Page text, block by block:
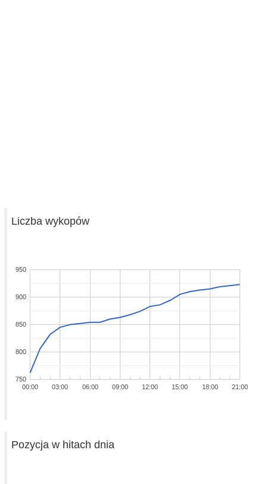
Liczba wykopów
00:00 03:00 06:00 09:00 12:00 15:00 18:00 21:00
750
800
850
900
950
Pozycja w hitach dnia